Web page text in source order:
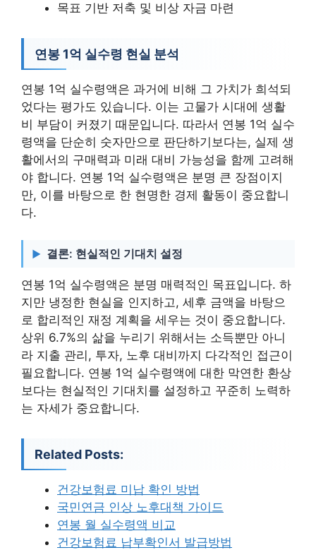
목표 기반 저축 및 비상 자금 마련
연봉 1억 실수령 현실 분석
연봉 1억 실수령액은 과거에 비해 그 가치가 희석되
었다는 평가도 있습니다. 이는 고물가 시대에 생활
비 부담이 커졌기 때문입니다. 따라서 연봉 1억 실수
령액을 단순히 숫자만으로 판단하기보다는, 실제 생
활에서의 구매력과 미래 대비 가능성을 함께 고려해
야 합니다. 연봉 1억 실수령액은 분명 큰 장점이지
만, 이를 바탕으로 한 현명한 경제 활동이 중요합니
다.
결론: 현실적인 기대치 설정
연봉 1억 실수령액은 분명 매력적인 목표입니다. 하
지만 냉정한 현실을 인지하고, 세후 금액을 바탕으
로 합리적인 재정 계획을 세우는 것이 중요합니다.
상위 6.7%의 삶을 누리기 위해서는 소득뿐만 아니
라 지출 관리, 투자, 노후 대비까지 다각적인 접근이
필요합니다. 연봉 1억 실수령액에 대한 막연한 환상
보다는 현실적인 기대치를 설정하고 꾸준히 노력하
는 자세가 중요합니다.
Related Posts:
건강보험료 미납 확인 방법
국민연금 인상 노후대책 가이드
연봉 월 실수령액 비교
건강보험료 납부확인서 발급방법